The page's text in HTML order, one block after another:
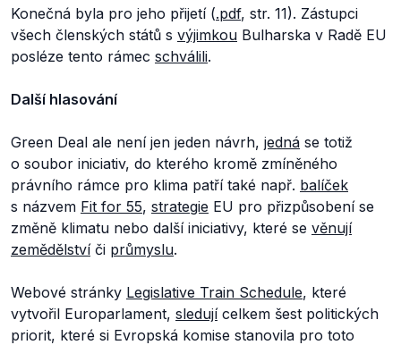
Konečná byla pro jeho přijetí (.pdf, str. 11). Zástupci
všech členských států s výjimkou Bulharska v Radě EU
posléze tento rámec schválili.
Další hlasování
Green Deal ale není jen jeden návrh, jedná se totiž
o soubor iniciativ, do kterého kromě zmíněného
právního rámce pro klima patří také např. balíček
s názvem Fit for 55, strategie EU pro přizpůsobení se
změně klimatu nebo další iniciativy, které se věnují
zemědělstvíči průmyslu.
Webové stránky Legislative Train Schedule, které
vytvořil Europarlament, sledujícelkem šest politických
priorit, které si Evropská komise stanovila pro toto